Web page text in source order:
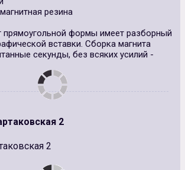
резина
прямоугольной формы имеет разборный
вставки. Сборка магнита
секунды, без всяких усилий -
2
2